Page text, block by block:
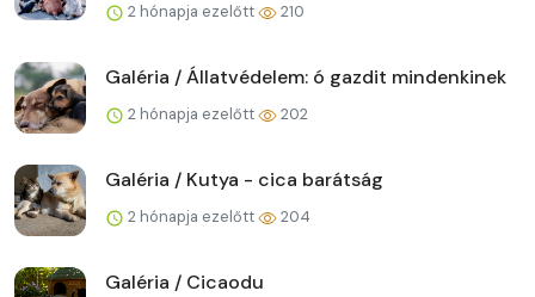
2 hónapja ezelőtt 210
Galéria / Állatvédelem: ó gazdit mindenkinek
2 hónapja ezelőtt 202
Galéria / Kutya - cica barátság
2 hónapja ezelőtt 204
Galéria / Cicaodu